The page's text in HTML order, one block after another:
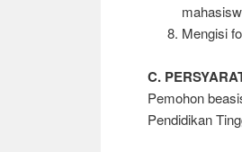
Mengisi
C.
Pemohon
Pendidikan